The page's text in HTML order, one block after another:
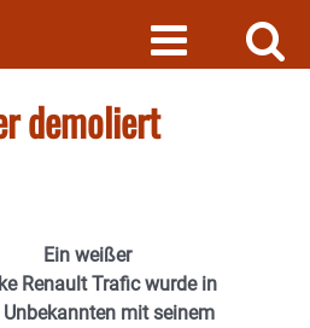
demoliert
Ein weißer
Renault Trafic wurde in
mit seinem